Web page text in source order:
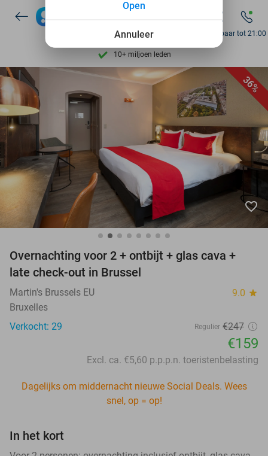
7 dagen per week beschikbaar
10+ miljoen leden
9,4 op basis van
Ontdek 15.000+ deals
7 dagen per week beschikbaar
Bereikbaar tot 21:00
36%
favorite_border
Overnachting voor 2 + ontbijt + glas cava +
late check-out in Brussel
Martin's Brussels EU 9.0 star
Bruxelles
Verkocht: 29
Regulier €247
€159
Excl. ca. €5,60 p.p.p.n. toeristenbelasting
Dagelijks om middernacht nieuwe Social Deals. Wees
snel, op = op!
In het kort
Annuleer
Open